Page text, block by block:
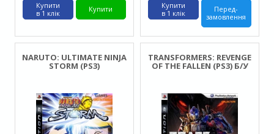
Купити
Купити
в 1 клік
Перед-
замовлення
Купити
в 1 клік
NARUTO: ULTIMATE NINJA
STORM (PS3)
TRANSFORMERS: REVENGE
OF THE FALLEN (PS3) Б/У